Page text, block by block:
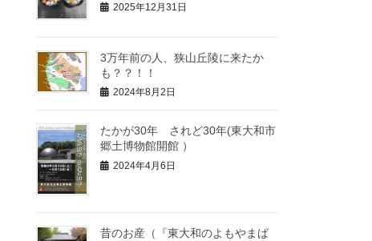
2025年12月31日
3万年前の人、狭山丘陵に来たか
も？？！！
2024年8月2日
たかが30年 されど30年(東大和市
郷土博物館開館 ）
2024年4月6日
昔のお産（『東大和のよもやまば